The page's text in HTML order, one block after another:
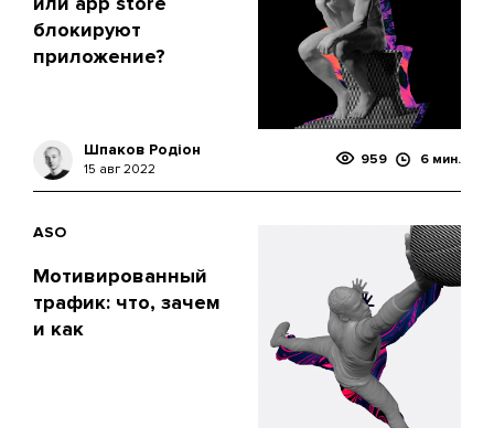
блокируют
приложение?
Шпаков Родіон
15 авг 2022
959 6 мин.
ASO
Мотивированный
трафик: что, зачем
и как